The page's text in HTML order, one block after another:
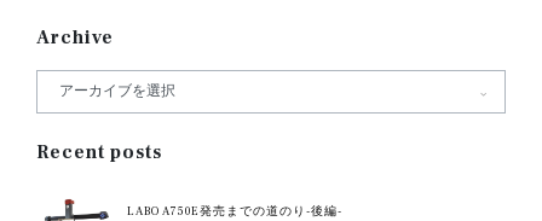
Archive
Recent posts
LABO A750E発売までの道のり-後編-